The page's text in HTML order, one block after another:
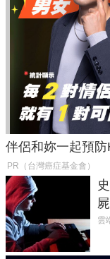
伴侶和妳一起預防
PR（台灣癌症基金會）
雲